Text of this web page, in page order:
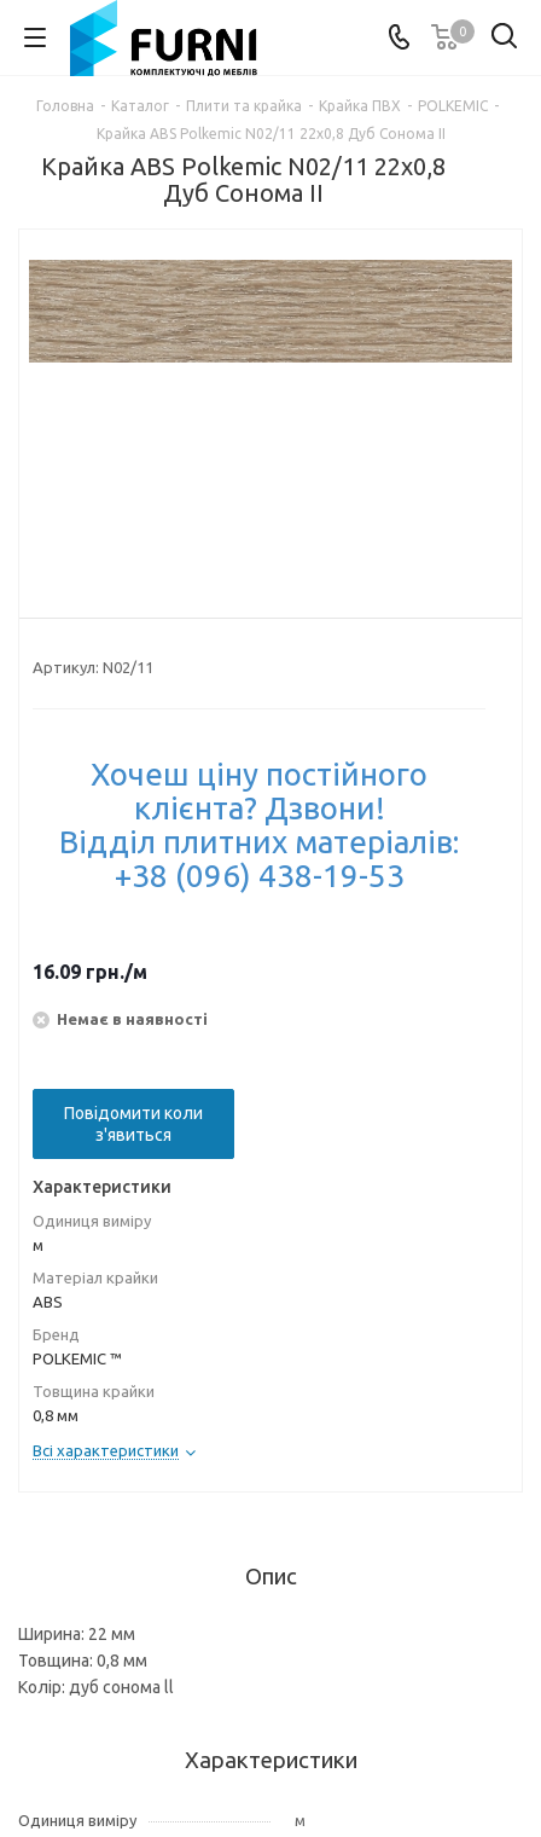
0
Головна - Каталог - Плити та крайка - Крайка ПВХ - POLKEMIC -
Крайка ABS Polkemic N02/11 22х0,8 Дуб Сонома II
Крайка ABS Polkemic N02/11 22х0,8
Дуб Сонома II
Артикул: N02/11
Хочеш ціну постійного
клієнта? Дзвони!
Відділ плитних матеріалів:
+38 (096) 438-19-53
16.09 грн./м
Немає в наявності
Повідомити коли
з'явиться
Характеристики
Одиниця виміру
м
Матеріал крайки
ABS
Бренд
POLKEMIC ™
Товщина крайки
0,8 мм
Всі характеристики
Опис
Ширина: 22 мм
Товщина: 0,8 мм
Колір: дуб сонома ll
Характеристики
Одиниця виміру
м